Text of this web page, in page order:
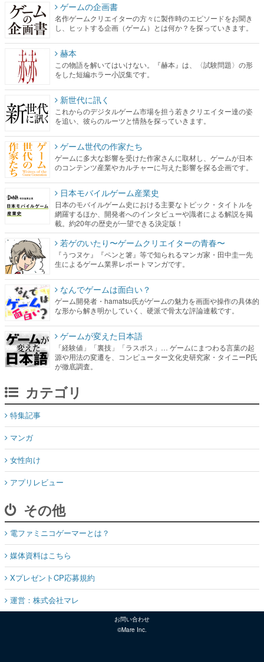
ゲームの企画書
名作ゲームクリエイターの方々に製作時のエピソードをお聞き
し、ヒットする企画（ゲーム）とは何か？を探っていきます。
赫本
この物語を解いてはいけない。『赫本』は、〈試験問題〉の形
をした短編ホラー小説集です。
新世代に訊く
これからのデジタルゲーム市場を担う若きクリエイター達の姿
を追い、彼らのルーツと情熱を探っていきます。
ゲーム世代の作家たち
ゲームに多大な影響を受けた作家さんに取材し、ゲームが日本
のコンテンツ産業やカルチャーに与えた影響を探る企画です。
日本モバイルゲーム産業史
日本のモバイルゲーム史における主要なトピック・タイトルを
網羅するほか、開発者へのインタビューや識者による解説を掲
載。約20年の歴史が一望できる決定版！
若ゲのいたり〜ゲームクリエイターの青春〜
『うつヌケ』『ペンと箸』等で知られるマンガ家・田中圭一先
生によるゲーム業界レポートマンガです。
なんでゲームは面白い？
ゲーム開発者・hamatsu氏がゲームの魅力を画面や操作の具体的
な形から解き明かしていく、硬派で骨太な評論連載です。
ゲームが変えた日本語
「経験値」「裏技」「ラスボス」… ゲームにまつわる言葉の起
源や用法の変遷を、コンピューター文化史研究家・タイニーP氏
が徹底調査。
カテゴリ
特集記事
マンガ
女性向け
アプリレビュー
その他
電ファミニコゲーマーとは？
媒体資料はこちら
XプレゼントCP応募規約
運営：株式会社マレ
お問い合わせ
©Mare Inc.